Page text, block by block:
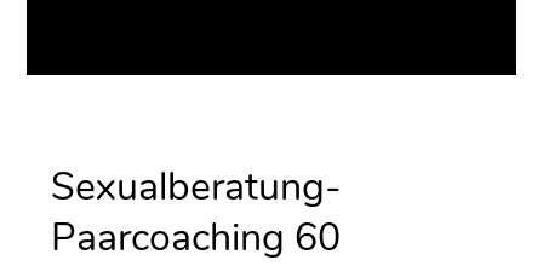
Sexualberatung-
Paarcoaching 60